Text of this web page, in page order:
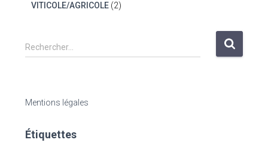
VITICOLE/AGRICOLE(2)
R
e
r
h
Rechercher…
Mentions légales
Étiquettes